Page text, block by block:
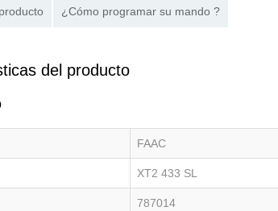
¿Cómo programar su mando ?
del producto
FAAC
XT2 433 SL
787014